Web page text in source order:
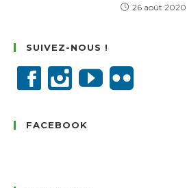
26 août 2020
SUIVEZ-NOUS !
FACEBOOK